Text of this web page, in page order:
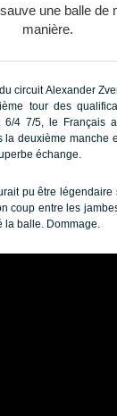
une balle de
manière.
circuit Alexander
tour des
6/4 7/5, le Français
la deuxième manche
échange.
pu être légendaire
coup entre les
la balle. Dommage.